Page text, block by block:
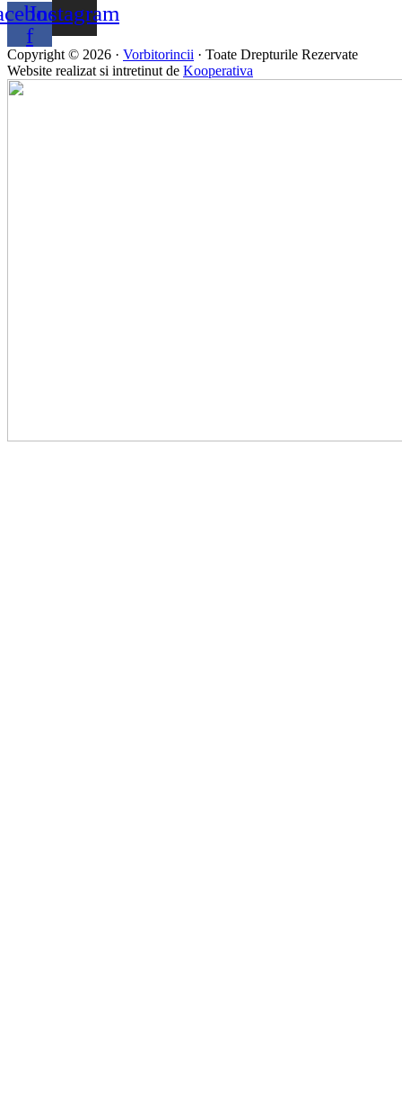
f
Instagram
Copyright © 2026 · Vorbitorincii · Toate Drepturile Rezervate
Website realizat si intretinut de Kooperativa